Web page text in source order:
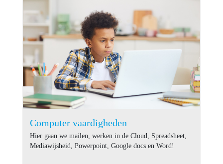
Computer vaardigheden
Hier gaan we mailen, werken in de Cloud, Spreadsheet,
Mediawijsheid, Powerpoint, Google docs en Word!